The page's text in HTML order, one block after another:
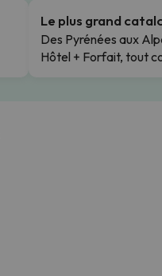
Le plus grand
Des Pyrénées aux
Hôtel + Forfait, tout